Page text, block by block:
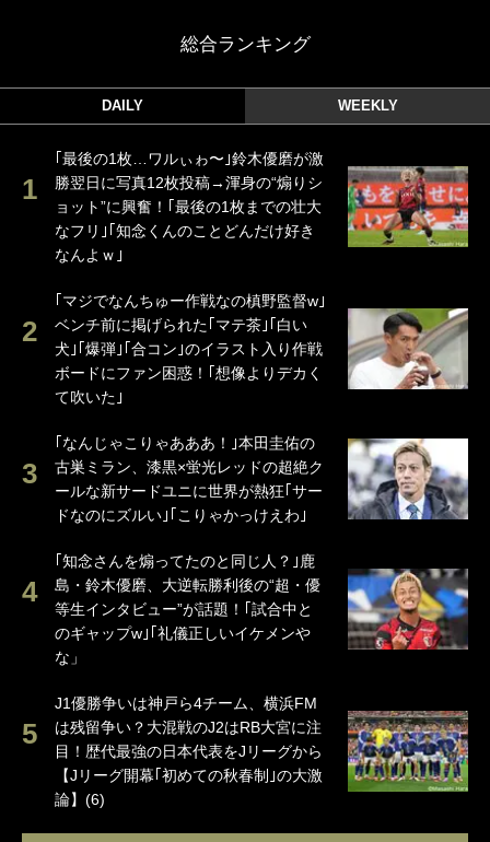
総合ランキング
DAILY WEEKLY
｢最後の1枚…ワルぃゎ〜｣鈴木優磨が激
勝翌日に写真12枚投稿→渾身の“煽りシ
ョット”に興奮！｢最後の1枚までの壮大
なフリ｣｢知念くんのことどんだけ好き
なんよｗ｣
｢マジでなんちゅー作戦なの槙野監督w｣
ベンチ前に掲げられた｢マテ茶｣｢白い
犬｣｢爆弾｣｢合コン｣のイラスト入り作戦
ボードにファン困惑！｢想像よりデカく
て吹いた｣
｢なんじゃこりゃあああ！｣本田圭佑の
古巣ミラン、漆黒×蛍光レッドの超絶ク
ールな新サードユニに世界が熱狂｢サー
ドなのにズルい｣｢こりゃかっけえわ｣
｢知念さんを煽ってたのと同じ人？｣鹿
島・鈴木優磨、大逆転勝利後の“超・優
等生インタビュー”が話題！｢試合中と
のギャップw｣｢礼儀正しいイケメンや
な」
J1優勝争いは神戸ら4チーム、横浜FM
は残留争い？大混戦のJ2はRB大宮に注
目！歴代最強の日本代表をJリーグから
【Jリーグ開幕｢初めての秋春制｣の大激
論】(6)